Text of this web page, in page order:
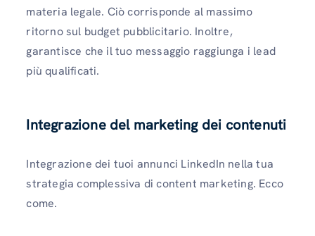
materia legale. Ciò corrisponde al massimo
ritorno sul budget pubblicitario. Inoltre,
garantisce che il tuo messaggio raggiunga i lead
più qualificati.
Integrazione del marketing dei contenuti
Integrazione dei tuoi annunci LinkedIn nella tua
strategia complessiva di content marketing. Ecco
come.